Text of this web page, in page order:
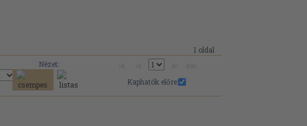
1 oldal
Nézet:
Kaphatók előre: